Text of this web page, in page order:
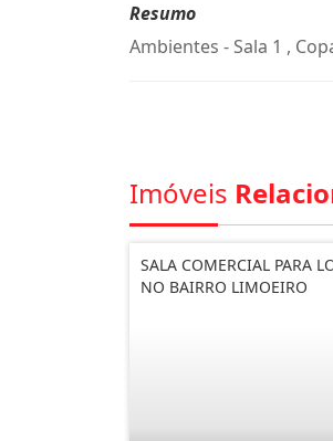
Resumo
Ambientes - Sala 1 ,
Imóveis
SALA COMERCIAL PARA
NO BAIRRO LIMOEIRO